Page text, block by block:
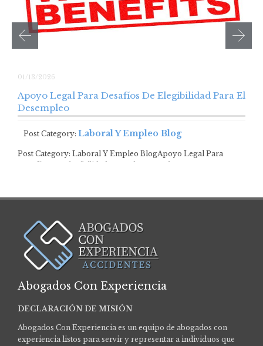
01/13/2026
Apoyo Legal Para Desafíos De Elegibilidad Para El
Desempleo
Post Category: Laboral Y Empleo Blog
Post Category: Laboral Y Empleo BlogApoyo Legal Para
Abogados Con Experiencia
DECLARACIÓN DE MISIÓN
Abogados Con Experiencia es un equipo de abogados con
experiencia listos para servir y representar a individuos que